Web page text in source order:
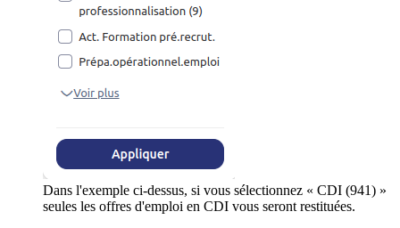
Dans l'exemple ci-dessus, si vous sélectionnez « CDI (941) »
seules les offres d'emploi en CDI vous seront restituées.